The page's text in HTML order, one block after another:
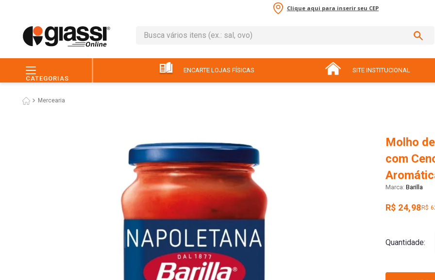
Clique aqui para inserir seu CEP
Busca vários itens (ex.: sal, ovo)
CATEGORIAS
ENCARTE LOJAS FÍSICAS SITE INSTITUCIONAL
Mercearia
Molho
com
Barilla
R$ 24,98R$
Quantidade
café
7º arroz
8º pão
10 iogurte